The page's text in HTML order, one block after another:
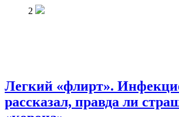
2
Легкий «флирт».
рассказал, правда ли